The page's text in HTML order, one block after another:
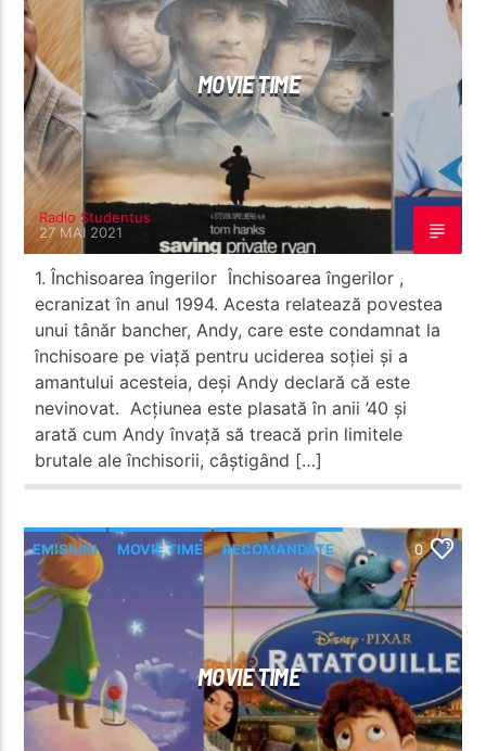
Radio Studentus
MOVIE TIME
Radio Studentus
27 MAI 2021
1. Închisoarea îngerilor Închisoarea îngerilor ,
ecranizat în anul 1994. Acesta relatează povestea
unui tânăr bancher, Andy, care este condamnat la
închisoare pe viață pentru uciderea soției și a
amantului acesteia, deși Andy declară că este
nevinovat. Acțiunea este plasată în anii ’40 și
arată cum Andy învață să treacă prin limitele
brutale ale închisorii, câștigând […]
EMISIUNI MOVIE TIME RECOMANDATE 0
MOVIE TIME